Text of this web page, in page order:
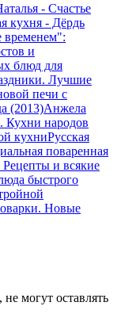
- Счастье
кухня - Дёрдь
временем":
и
блюд для
Лучшие
печи с
(2013)Анжела
Кухни народов
кухниРусская
поваренная
и всякие
быстрого
Новые
, не могут оставлять